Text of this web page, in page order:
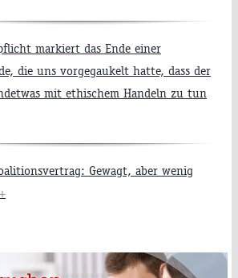
markiert das Ende einer
die uns vorgegaukelt hatte, dass der
mit ethischem Handeln zu tun
Gewagt, aber wenig